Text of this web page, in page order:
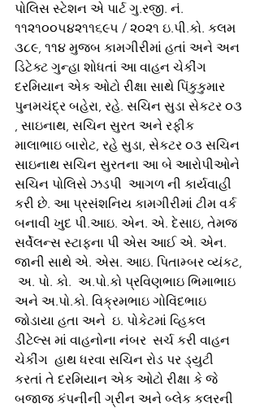
પોલિસ સ્ટેશન એ પાર્ટ ગુ.રજી. નં.
૧૧૨૧૦૦૫૪૨૧૧૬૯૫ / ૨૦૨૧ ઇ.પી.કો. કલમ
૩૮૯, ૧૧૪ મુજબ કામગીરીમાં હતાં અને અન
ડિટેક્ટ ગુન્હા શોધતાં આ વાહન ચેકીંગ
દરમિયાન એક ઓટો રીક્ષા સાથે પિંકુકુમાર
પુનમચંદ્ર બહેરા, રહે. સચિન સુડા સેકટર ૦૩
, સાઇનાથ, સચિન સુરત અને રફીક
માલાભાઇ બારોટ, રહે સુડા, સેકટર ૦૩ સચિન
સાઇનાથ સચિન સુરતના આ બે આરોપીઓને
સચિન પોલિસે ઝડપી  આગળ ની કાર્યવાહી
કરી છે. આ પ્રસંશનિય કામગીરીમાં ટીમ વર્ક
બનાવી ખુદ પી.આઇ. એન. એ. દેસાઇ, તેમજ
સર્વેલન્સ સ્ટાફના પી એસ આઈ એ. એન.
જાની સાથે એ. એસ. આઇ. પિતામ્બર વ્યંકટ,
અ. પો. કો.  અ.પો.કો પ્રવિણભાઇ ભિમાભાઇ
અને અ.પો.કો. વિક્રમભાઇ ગોવિંદભાઇ
જોડાયા હતા અને  ઇ. પોકેટમાં વ્હિકલ
ડીટેલ્સ માં વાહનોના નંબર  સર્ચ કરી વાહન
ચેકીંગ  હાથ ધરવા સચિન રોડ પર ડ્યુટી
કરતાં તે દરમિયાન એક ઓટો રીક્ષા કે જે
બજાજ કંપનીની ગ્રીન અને બ્લેક કલરની